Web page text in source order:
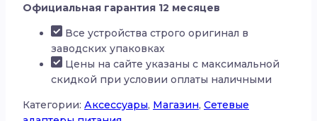
питания
Baseus
GAN
2C+U
Официальная гарантия 12 месяцев
Все устройства строго оригинал в
заводских упаковках
Цены на сайте указаны с максимальной
скидкой при условии оплаты наличными
Категории: Аксессуары, Магазин, Сетевые